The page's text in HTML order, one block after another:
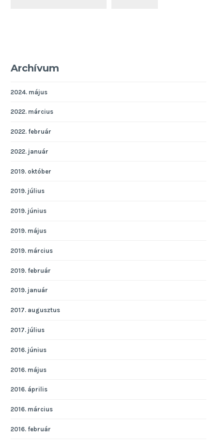
Archívum
2024. május
2022. március
2022. február
2022. január
2019. október
2019. július
2019. június
2019. május
2019. március
2019. február
2019. január
2017. augusztus
2017. július
2016. június
2016. május
2016. április
2016. március
2016. február